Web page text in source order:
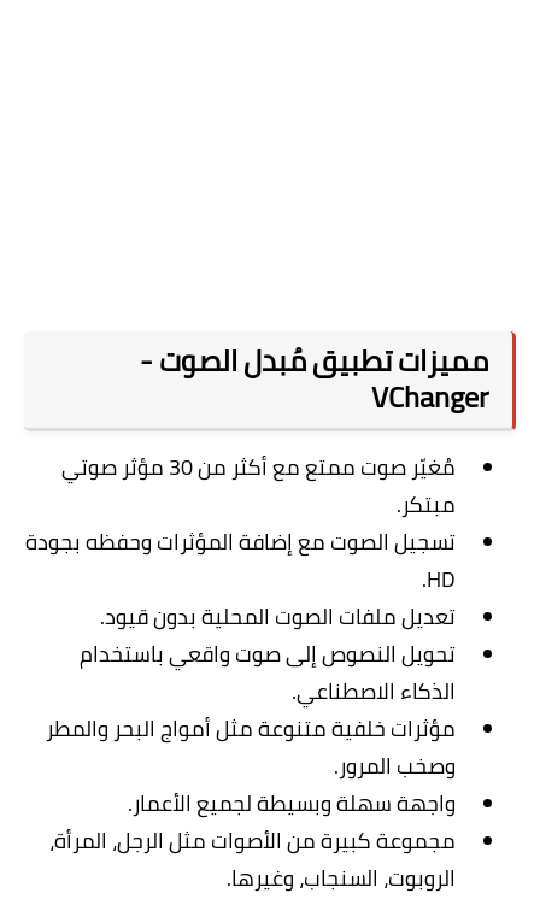
مميزات تطبيق مُبدل الصوت -
VChanger
مُغيّر صوت ممتع مع أكثر من 30 مؤثر صوتي
مبتكر.
تسجيل الصوت مع إضافة المؤثرات وحفظه بجودة
HD.
تعديل ملفات الصوت المحلية بدون قيود.
تحويل النصوص إلى صوت واقعي باستخدام
الذكاء الاصطناعي.
مؤثرات خلفية متنوعة مثل أمواج البحر والمطر
وصخب المرور.
واجهة سهلة وبسيطة لجميع الأعمار.
مجموعة كبيرة من الأصوات مثل الرجل، المرأة،
الروبوت، السنجاب، وغيرها.